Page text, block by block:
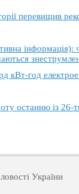
перевищив
год
останню із 26-
України